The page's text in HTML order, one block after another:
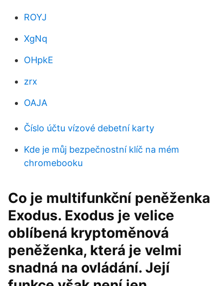
ROYJ
XgNq
OHpkE
zrx
OAJA
Číslo účtu vízové ​​debetní karty
Kde je můj bezpečnostní klíč na mém
chromebooku
Co je multifunkční peněženka
Exodus. Exodus je velice
oblíbená kryptoměnová
peněženka, která je velmi
snadná na ovládání. Její